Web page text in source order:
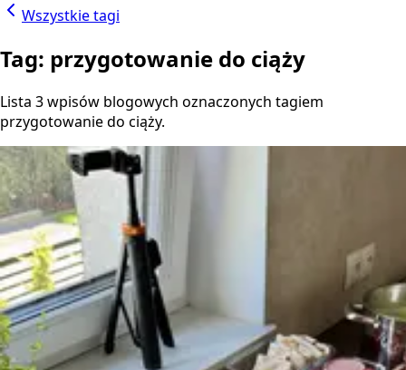
Wszystkie tagi
Tag: przygotowanie do ciąży
Lista 3 wpisów blogowych oznaczonych tagiem
przygotowanie do ciąży.